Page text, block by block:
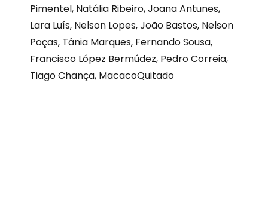
Pimentel, Natália Ribeiro, Joana Antunes,
Lara Luís, Nelson Lopes, João Bastos, Nelson
Poças, Tânia Marques, Fernando Sousa,
Francisco López Bermúdez, Pedro Correia,
Tiago Chança, MacacoQuitado